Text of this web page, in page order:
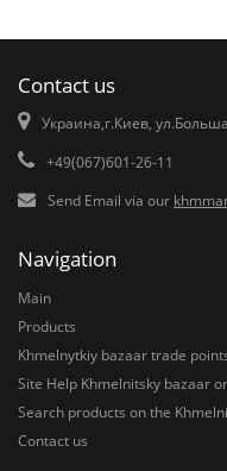
Contact us
Украина,г.Киев,
+49(067)601-26-11
Send Email via our
Navigation
Main
Products
Khmelnytkiy bazaar trade
Site Help Khmelnitsky bazaar
Search products on the
Contact us